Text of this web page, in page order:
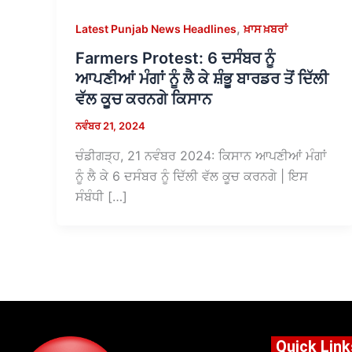
Latest Punjab News Headlines,ਖ਼ਾਸ ਖ਼ਬਰਾਂ
Farmers Protest: 6 ਦਸੰਬਰ ਨੂੰ
ਆਪਣੀਆਂ ਮੰਗਾਂ ਨੂੰ ਲੈ ਕੇ ਸ਼ੰਭੂ ਬਾਰਡਰ ਤੋਂ ਦਿੱਲੀ
ਵੱਲ ਕੂਚ ਕਰਨਗੇ ਕਿਸਾਨ
ਨਵੰਬਰ 21, 2024
ਚੰਡੀਗੜ੍ਹ, 21 ਨਵੰਬਰ 2024: ਕਿਸਾਨ ਆਪਣੀਆਂ ਮੰਗਾਂ
ਨੂੰ ਲੈ ਕੇ 6 ਦਸੰਬਰ ਨੂੰ ਦਿੱਲੀ ਵੱਲ ਕੂਚ ਕਰਨਗੇ | ਇਸ
ਸੰਬੰਧੀ […]
Quick